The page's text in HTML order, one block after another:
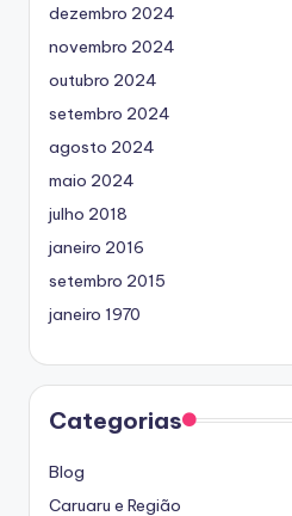
dezembro 2024
novembro 2024
outubro 2024
setembro 2024
agosto 2024
maio 2024
julho 2018
janeiro 2016
setembro 2015
janeiro 1970
Categorias
Blog
Caruaru e Região